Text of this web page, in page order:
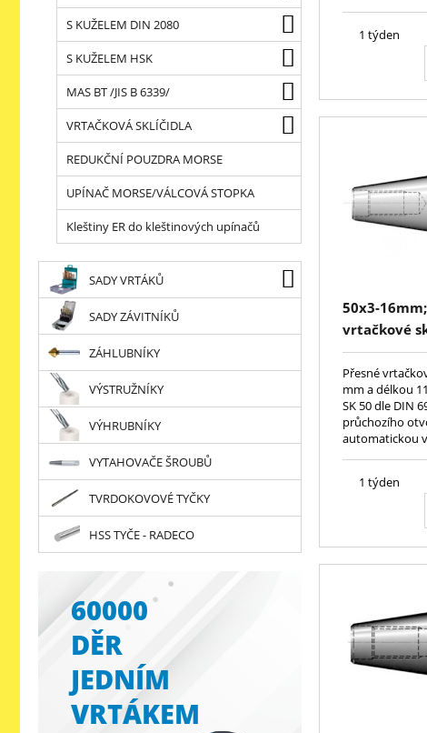
1 týden
50x3-
vrtačkové
Přesné
mm a délkou
SK 50 dle DIN
průchozího
automatickou
1 týden
S KUŽELEM DIN 2080
S KUŽELEM HSK
MAS BT /JIS B 6339/
VRTAČKOVÁ SKLÍČIDLA
REDUKČNÍ POUZDRA MORSE
UPÍNAČ MORSE/VÁLCOVÁ STOPKA
Kleštiny ER do kleštinových upínačů
SADY VRTÁKŮ
SADY ZÁVITNÍKŮ
ZÁHLUBNÍKY
VÝSTRUŽNÍKY
VÝHRUBNÍKY
VYTAHOVAČE ŠROUBŮ
TVRDOKOVOVÉ TYČKY
HSS TYČE - RADECO
60000
DĚR
JEDNÍM
VRTÁKEM